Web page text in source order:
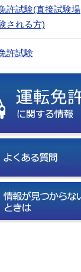
許試験(直接試験場
される方)
許試験